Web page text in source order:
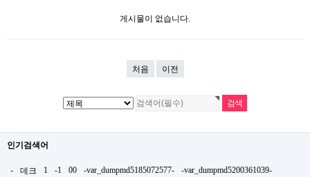
게시물이 없습니다.
처음 이전
인기검색어
- 데크 1 -1 00 -var_dumpmd5185072577- -var_dumpmd5200361039-